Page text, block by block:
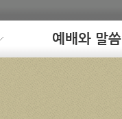
예배와 말씀